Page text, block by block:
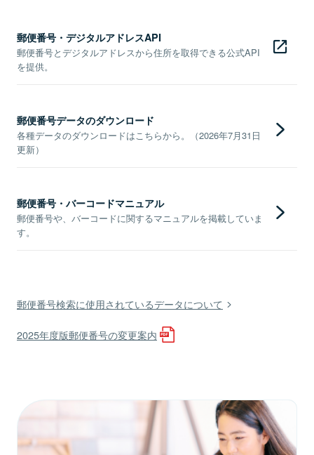
郵便番号・デジタルアドレスAPI
郵便番号とデジタルアドレスから住所を取得できる公式API
を提供。
郵便番号データのダウンロード
各種データのダウンロードはこちらから。（2026年7月31日
更新）
郵便番号・バーコードマニュアル
郵便番号や、バーコードに関するマニュアルを掲載していま
す。
郵便番号検索に使用されているデータについて
2025年度版郵便番号の変更案内